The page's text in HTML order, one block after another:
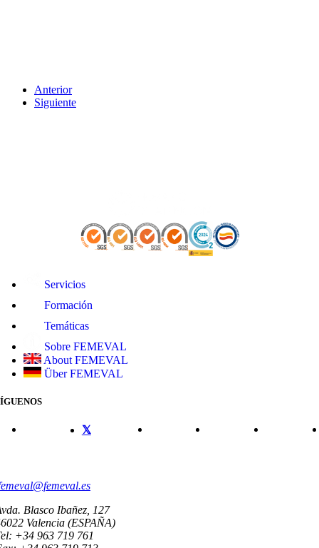
Anterior
Siguiente
Servicios
Formación
Temáticas
Sobre FEMEVAL
About FEMEVAL
Über FEMEVAL
Blasco Ibañez, 127
Valencia (ESPAÑA)
+34 963 719 761